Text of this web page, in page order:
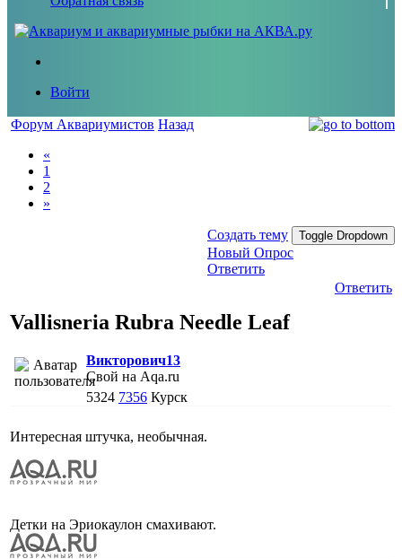
Войти
Форум Аквариумистов Назад
«
1
2
»
Создать тему Toggle Dropdown
Новый Опрос
Ответить
Ответить
Vallisneria Rubra Needle Leaf
Викторович13
Свой на Aqa.ru
5324 7356 Курск
Интересная штучка, необычная.
Детки на Эриокаулон смахивают.